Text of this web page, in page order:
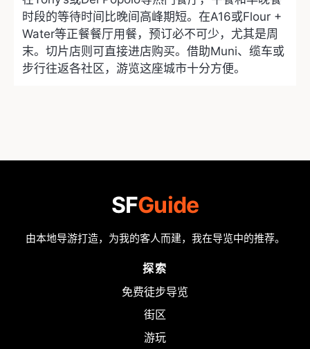
时段的等待时间比晚间高峰期短。在A16或Flour +
Water等正餐餐厅用餐，预订必不可少，尤其是周
末。切片店则可直接进店购买。借助Muni、缆车或
步行往返各社区，游览这座城市十分方便。
SFGuide
由本地导游打造，为我的客人而建，我在导览中的推荐。
探索
免费徒步导览
街区
游玩